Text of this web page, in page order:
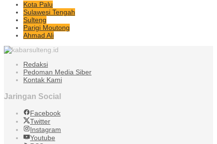
Kota Palu
Sulawesi Tengah
Sulteng
Parigi Moutong
Ahmad Ali
Redaksi
Pedoman Media Siber
Kontak Kami
Jaringan Social
Facebook
Twitter
Instagram
Youtube